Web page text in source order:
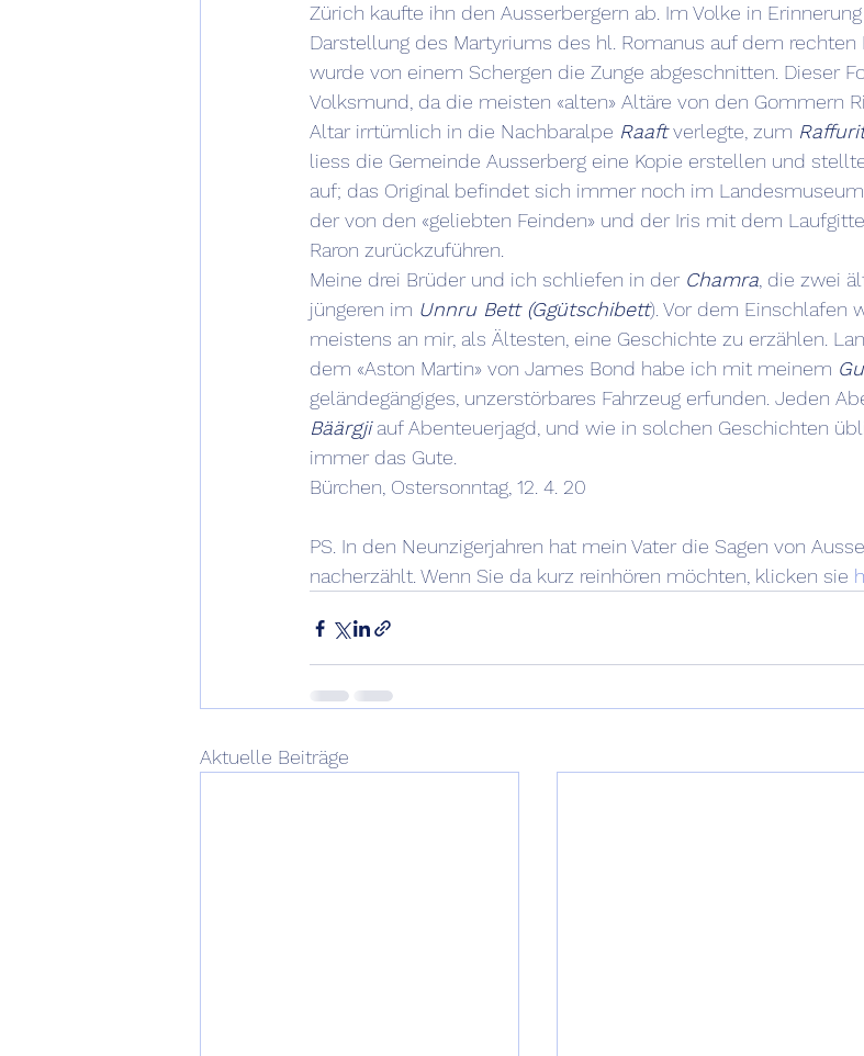
Zürich kaufte ihn den Ausserbergern ab. Im Volke in
Darstellung des Martyriums des hl. Romanus auf dem rechten
wurde von einem Schergen die Zunge abgeschnitten. Dieser
Volksmund, da die meisten «alten» Altäre von den Gommern
Altar irrtümlich in die Nachbaralpe Raaft verlegte, zum
liess die Gemeinde Ausserberg eine Kopie erstellen und
auf; das Original befindet sich immer noch im
der von den «geliebten Feinden» und der Iris mit dem
Raron zurückzuführen.
Meine drei Brüder und ich schliefen in der Chamra, die zwei
jüngeren im Unnru Bett (Ggütschibett). Vor dem Einschlafen
meistens an mir, als Ältesten, eine Geschichte zu erzählen.
dem «Aston Martin» von James Bond habe ich mit meinem
geländegängiges, unzerstörbares Fahrzeug erfunden. Jeden
Bäärgji auf Abenteuerjagd, und wie in solchen Geschichten
immer das Gute.
Bürchen, Ostersonntag, 12. 4. 20
PS. In den Neunzigerjahren hat mein Vater die Sagen von
nacherzählt. Wenn Sie da kurz reinhören möchten, klicken sie
Aktuelle Beiträge